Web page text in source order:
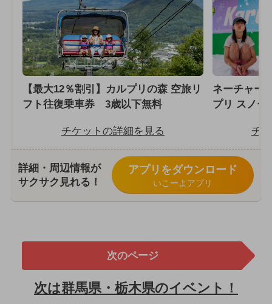
【最大12％割引】カルプリの森 空旅リ
フト往復乗車券 3歳以下無料
チケットの詳細を見る
ネーチャー
プリ スノー
チ
詳細・周辺情報が
サクサク見れる！
アプリをダウンロード
いこーよアプリ
次のページ
次は群馬県・栃木県のイベント！